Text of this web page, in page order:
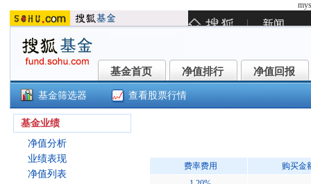
基金首页
基金首页 净值排行
净值排行 净值回报
净值回报
基金筛选器 查看股票行情
基金业绩
净值分析
业绩表现
净值列表
费率费用
购买金